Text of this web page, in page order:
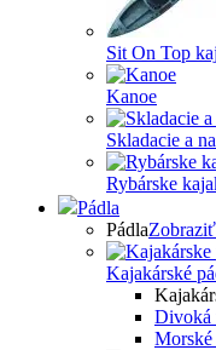
Sit On Top
Kanoe
Skladacie a
Rybárske
Pádla
Pádla
Kajakárské
Divoká
Morské